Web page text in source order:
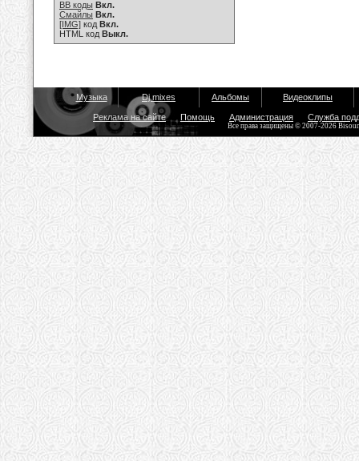
BB коды Вкл.
Смайлы Вкл.
[IMG] код Вкл.
HTML код Выкл.
Музыка Dj mixes Альбомы Видеоклипы
Реклама на сайте Помощь Администрация Служба
Все права защищены © 2007-2026